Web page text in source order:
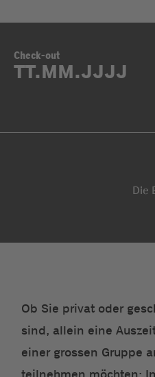
Check-out
Die
Ob Sie privat oder
sind, allein eine
einer grossen Gruppe